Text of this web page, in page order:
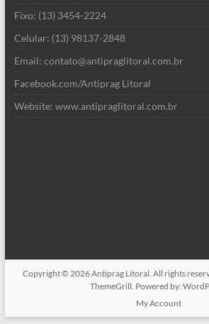
Fixo: (13) 3454-2224
Celular: (13) 98137-2848
Email: contato@antipraglitoral.com.br
Facebook.com/Antiprag Litoral
Website: www.antipraglitoral.com.br
Copyright © 2026Antiprag Litoral. All rights
ThemeGrill. Powered by:
My Account